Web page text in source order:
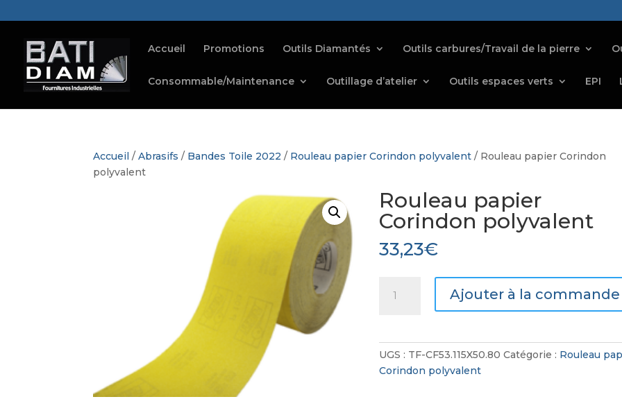
Accueil Promotions Outils Diamantés Outils carbures/Travail de la pierre
Consommable/Maintenance Outillage d’atelier Outils espaces verts EPI
Accueil /Abrasifs / Bandes Toile 2022 / Rouleau papier Corindon polyvalent / Rouleau papier Corindon
polyvalent
Rouleau papier
Corindon polyvalent
33,23€
polyvalent
Ajouter à la commande
UGS : TF-CF53.115X50.80 Catégorie : Rouleau
Corindon polyvalent